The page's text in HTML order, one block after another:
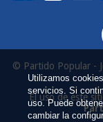
© Partido Popular -
El uso de este
Utilizamos
servicios. Si
uso. Puede
cambiar la